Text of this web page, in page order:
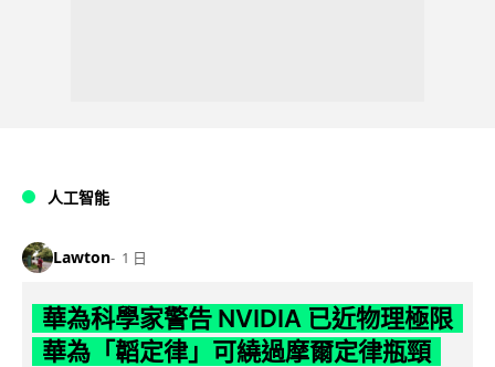
人工智能
Lawton 1 日
華為科學家警告 NVIDIA 已近物理極限
華為「韜定律」可繞過摩爾定律瓶頸